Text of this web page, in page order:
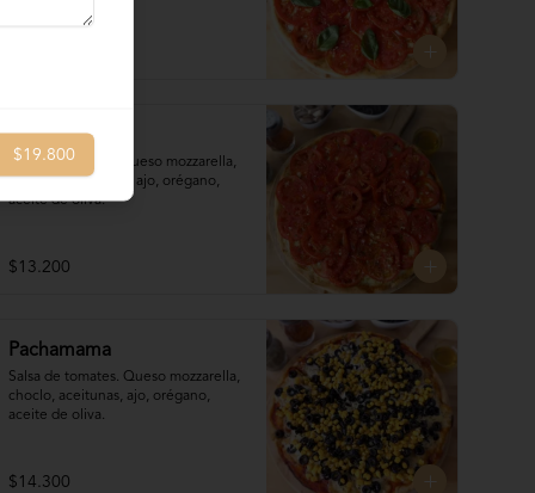
Napolitana
Salsa de tomates, queso mozzarella,
tomates en rodajas, ajo, orégano,
aceite de oliva.
$13.200
Pachamama
Salsa de tomates. Queso mozzarella,
choclo, aceitunas, ajo, orégano,
aceite de oliva.
$14.300
$19.800